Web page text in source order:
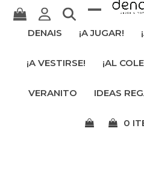
ocultar
menú
móvil
DENAIS ¡A JUGAR!
¡A VESTIRSE! ¡AL
VERANITO IDEAS
0